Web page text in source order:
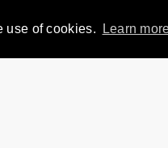
use of cookies. Learn